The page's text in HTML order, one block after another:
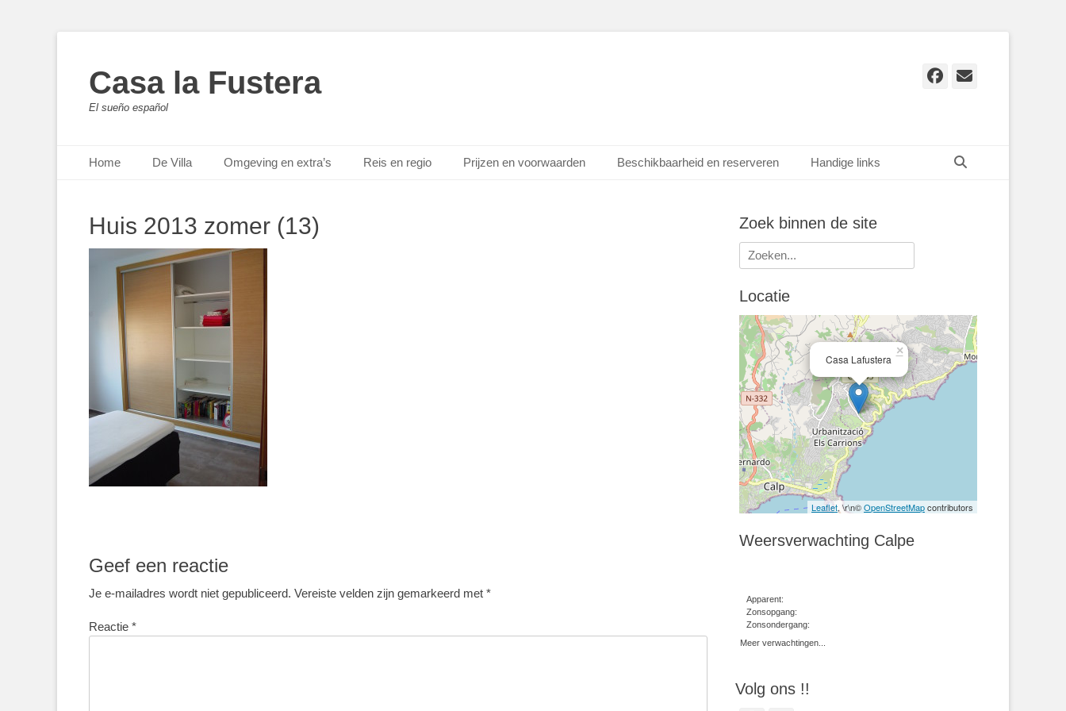
Casa la Fustera
El sueño español
Facebook
E-
Primair menu
naar
Home De Villa Omgeving en extra’s Reis en regio Prijzen en voorwaarden Beschikbaarheid en reserveren Handige links
Huis 2013 zomer (13)
Geef een reactie
Je e-mailadres wordt niet gepubliceerd. Vereiste velden zijn gemarkeerd met *
Reactie *
Zoek binnen de site
Zoeken
naar:
Locatie
Casa Lafustera
×
Leaflet, \r\n©OpenStreetMapcontributors
Weersverwachting Calpe
Apparent:
Zonsopgang:
Zonsondergang:
Meer verwachtingen...
Volg ons !!